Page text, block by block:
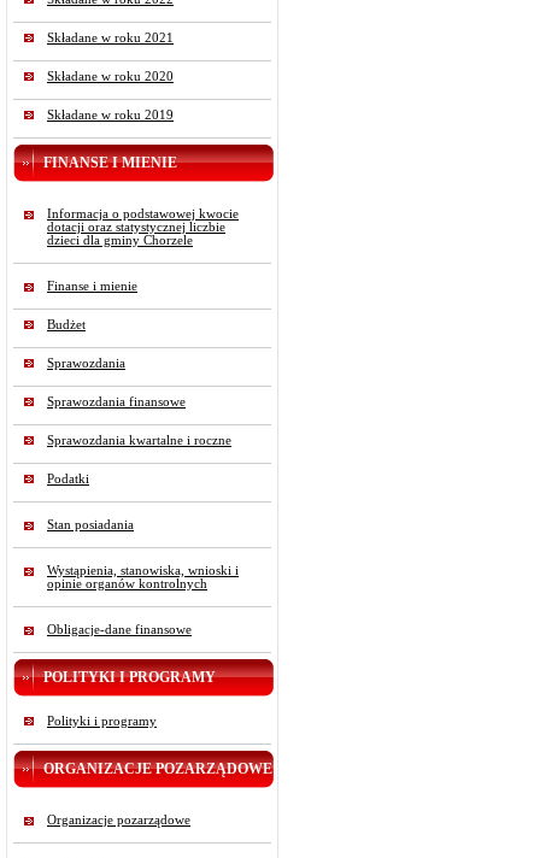
Składane w roku 2021
Składane w roku 2020
Składane w roku 2019
FINANSE I MIENIE
Informacja o podstawowej kwocie
dotacji oraz statystycznej liczbie
dzieci dla gminy Chorzele
Finanse i mienie
Budżet
Sprawozdania
Sprawozdania finansowe
Sprawozdania kwartalne i roczne
Podatki
Stan posiadania
Wystąpienia, stanowiska, wnioski i
opinie organów kontrolnych
Obligacje-dane finansowe
POLITYKI I PROGRAMY
Polityki i programy
ORGANIZACJE POZARZĄDOWE
Organizacje pozarządowe